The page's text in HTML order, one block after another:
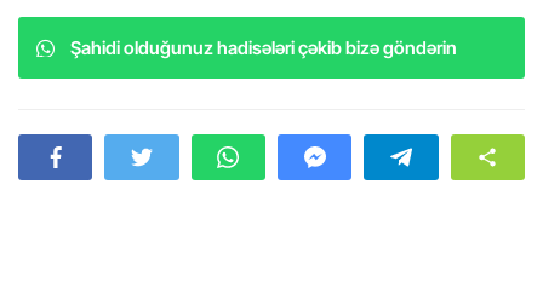
Şahidi olduğunuz hadisələri çəkib bizə göndərin